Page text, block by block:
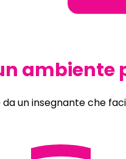
ambiente
un insegnante che